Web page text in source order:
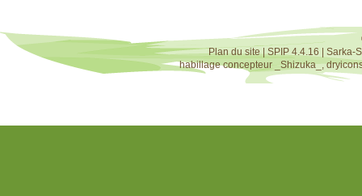
Plan du site|SPIP 4.4.16
Sarka-
habillage concepteur
_Shizuka_,